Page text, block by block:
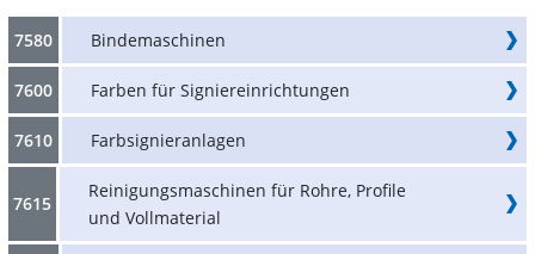
7580 Bindemaschinen
7600 Farben für Signiereinrichtungen
7610 Farbsignieranlagen
7615
Reinigungsmaschinen für Rohre, Profile
und Vollmaterial